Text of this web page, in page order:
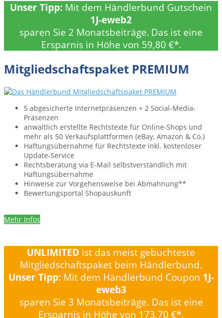
Unser Tipp: Mit dem Händlerbund Gutschein
1J-eweb2
sparen Sie 2 Monatsbeiträge. Das ist eine
Ersparnis in Höhe von 59,80 €*.
Mitgliedschaftspaket PREMIUM
5 abgesicherte Internetpräsenzen + 2 Social-Media-
Präsenzen
anwaltlich erstellte Rechts­texte für Online-Shops und
mehr als 50 Verkaufs­plattformen ­(eBay, Amazon & Co.)
Haftungs­übernahme für Rechtstexte inkl. kostenloser
Update-Service
Rechtsberatung via E-Mail selbstverständlich mit
Haftungsübernahme
Hinweise zur Vorgehensweise bei Abmahnung**
Bewertungsportal Shopauskunft
Mehr Infos
UNLIMITED ist das meist gebuchteste
Mitgliedschaftspaket beim Händlerbund.
Unser Tipp:Mit dem Händlerbund Coupon 1J-
eweb3
sparen Sie 3 Monatsbeiträge. Das ist eine
Ersparnis in Höhe von 173,70 €*.